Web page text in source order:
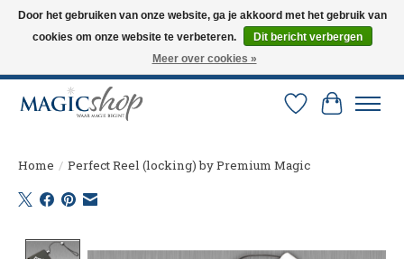
Altijd de nieuwste trucs op voorraad. Snelle verzending via PostNL en DHL.
Langskomen in onze winkel? Bel of mail om een afspraak te maken. 0251-
Verlanglijst
Home / Perfect Reel (locking) by Premium Magic
Product image slideshow Items
Door het gebruiken van onze website, ga je akkoord met het gebruik van
cookies om onze website te verbeteren.
Dit bericht verbergen
Meer over cookies »